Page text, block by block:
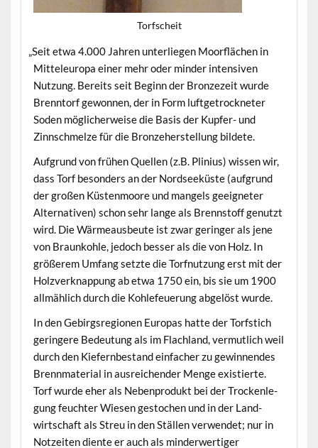
Torf­scheit
Seit etwa 4.000 Jahren unter­liegen Moor­flächen in
Mit­teleu­ropa ein­er mehr oder min­der inten­siv­en
Nutzung. Bere­its seit Beginn der Bronzezeit wurde
Bren­ntorf gewon­nen, der in Form luft­getrock­neter
Soden möglicher­weise die Basis der Kupfer- und
Zinnschmelze für die Bronze­herstel­lung bildete.
Auf­grund von frühen Quellen (z.B. Plin­ius) wis­sen wir,
dass Torf beson­ders an der Nord­seeküste (auf­grund
der großen Küsten­moore und man­gels geeigneter
Alter­na­tiv­en) schon sehr lange als Brennstoff genutzt
wird. Die Wärmeaus­beute ist zwar geringer als jene
von Braunkohle, jedoch bess­er als die von Holz. In
größerem Umfang set­zte die Torfnutzung erst mit der
Holzverk­nap­pung ab etwa 1750 ein, bis sie um 1900
allmäh­lich durch die Kohle­feuerung abgelöst wurde.
In den Gebirgsre­gio­nen Europas hat­te der Torf­s­tich
gerin­gere Bedeu­tung als im Flach­land, ver­mut­lich weil
durch den Kiefernbe­stand ein­fach­er zu gewin­nen­des
Bren­n­ma­te­r­i­al in aus­re­ichen­der Menge existierte.
Torf wurde eher als Neben­pro­dukt bei der Trock­en­le­
gung feuchter Wiesen gestochen und in der Land­
wirtschaft als Streu in den Ställen ver­wen­det; nur in
Notzeit­en diente er auch als min­der­w­er­tiger